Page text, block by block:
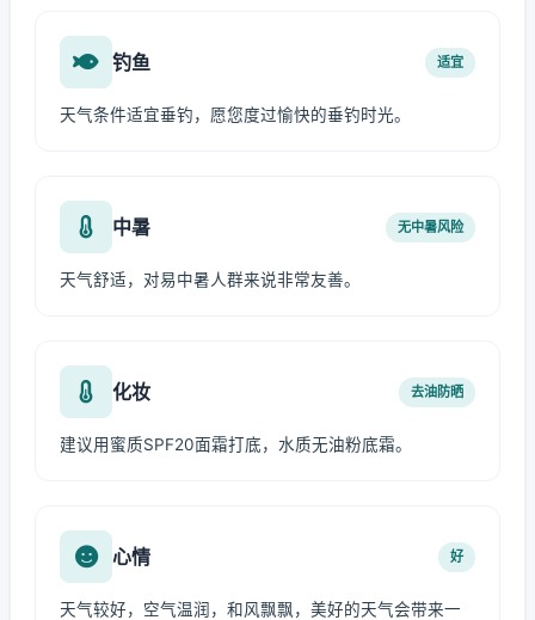
钓鱼 适宜
天气条件适宜垂钓，愿您度过愉快的垂钓时光。
中暑 无中暑风险
天气舒适，对易中暑人群来说非常友善。
化妆 去油防晒
建议用蜜质SPF20面霜打底，水质无油粉底霜。
心情 好
天气较好，空气温润，和风飘飘，美好的天气会带来一